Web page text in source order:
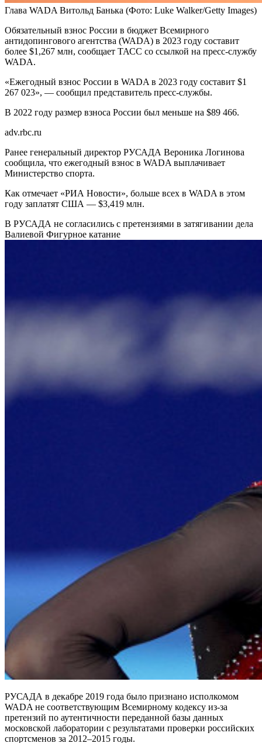
Глава WADA Витольд Банька (Фото: Luke Walker/Getty Images)
Обязательный взнос России в бюджет Всемирного
антидопингового агентства (WADA) в 2023 году составит
более $1,267 млн, сообщает ТАСС со ссылкой на пресс-службу
WADA.
«Ежегодный взнос России в WADA в 2023 году составит $1
267 023», — сообщил представитель пресс-службы.
В 2022 году размер взноса России был меньше на $89 466.
adv.rbc.ru
Ранее генеральный директор РУСАДА Вероника Логинова
сообщила, что ежегодный взнос в WADA выплачивает
Министерство спорта.
Как отмечает «РИА Новости», больше всех в WADA в этом
году заплатят США — $3,419 млн.
В РУСАДА не согласились с претензиями в затягивании дела
Валиевой Фигурное катание
РУСАДА в декабре 2019 года было признано исполкомом
WADA не соответствующим Всемирному кодексу из-за
претензий по аутентичности переданной базы данных
московской лаборатории с результатами проверки российских
спортсменов за 2012–2015 годы.